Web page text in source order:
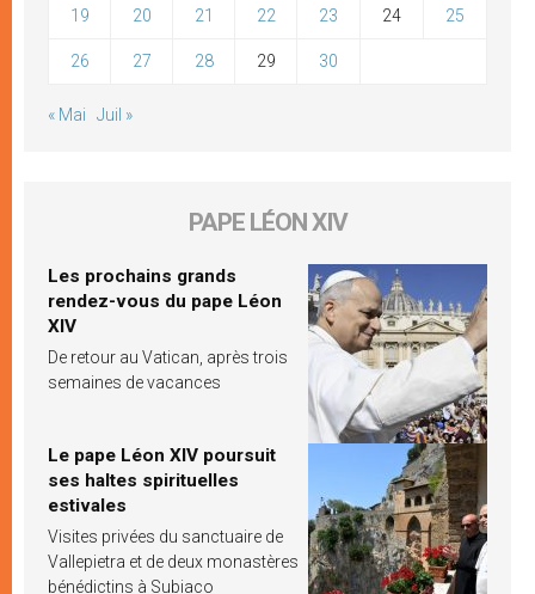
19 20 21 22 23 24 25
26 27 28 29 30
« Mai Juil »
PAPE LÉON XIV
Les prochains grands
rendez-vous du pape Léon
XIV
De retour au Vatican, après trois
semaines de vacances
Le pape Léon XIV poursuit
ses haltes spirituelles
estivales
Visites privées du sanctuaire de
Vallepietra et de deux monastères
bénédictins à Subiaco